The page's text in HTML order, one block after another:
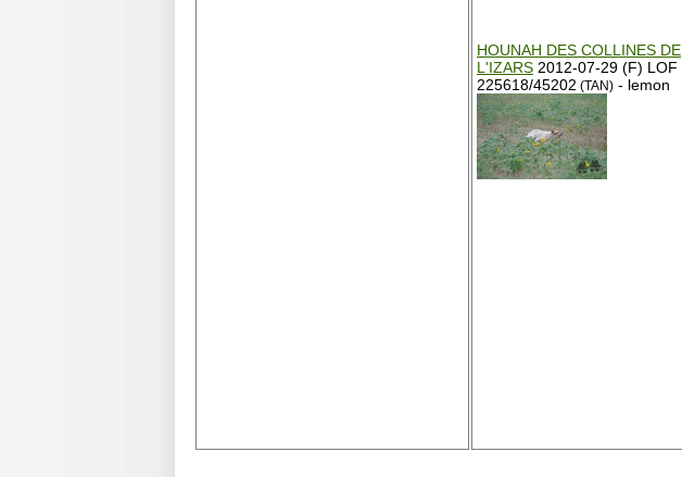
HOUNAH DES COLLINES DE
L'IZARS 2012-07-29 (F) LOF
225618/45202 (TAN) - lemon